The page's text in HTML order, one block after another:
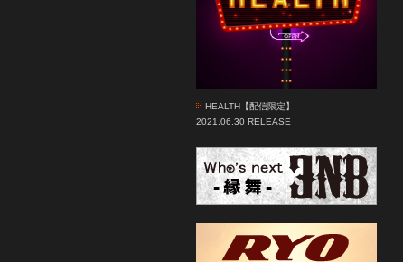
HEALTH【配信限定】
2021.06.30 RELEASE